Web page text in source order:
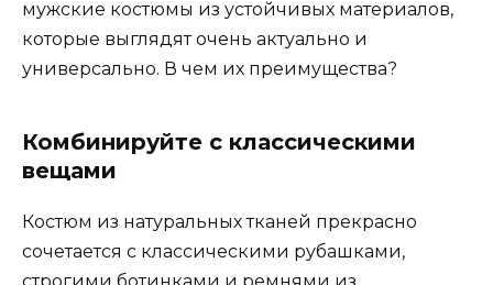
мужские костюмы из устойчивых материалов,
которые выглядят очень актуально и
универсально. В чем их преимущества?
Комбинируйте с классическими
вещами
Костюм из натуральных тканей прекрасно
сочетается с классическими рубашками,